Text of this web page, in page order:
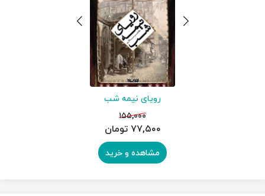
رویای نیمه شب
۱۵۵,۰۰۰
۷۷,۵۰۰ تومان
مشاهده و خرید